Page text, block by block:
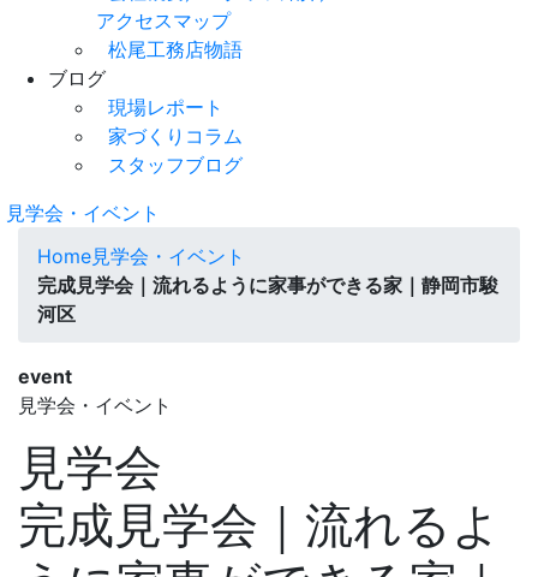
アクセスマップ
松尾工務店物語
ブログ
現場レポート
家づくりコラム
スタッフブログ
見学会・イベント
Home見学会・イベント
完成見学会｜流れるように家事ができる家｜静岡市駿
河区
event
見学会・イベント
見学会
完成見学会｜流れるよ